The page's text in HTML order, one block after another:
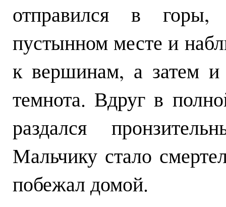
отправился в горы,
пустынном месте и
к вершинам, а затем
темнота. Вдруг в
раздался
Мальчику стало
побежал домой.